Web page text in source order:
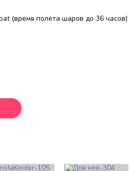
(время полета шаров до 36 часов)